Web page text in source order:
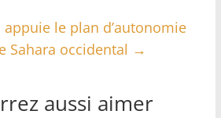
appuie le plan d’autonomie
Sahara occidental →
aussi aimer